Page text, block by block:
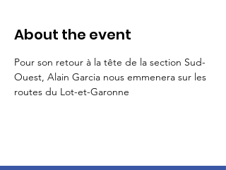
About the event
Pour son retour à la tête de la section Sud-
Ouest, Alain Garcia nous emmenera sur les
routes du Lot-et-Garonne